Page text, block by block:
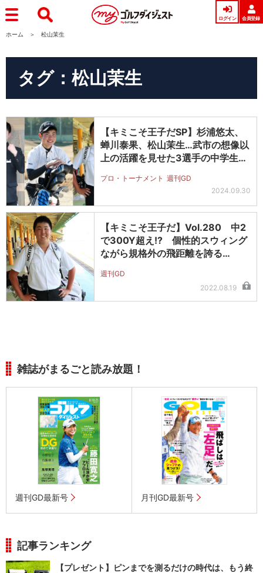
ログイン 会員登録
ホーム 松山茉生
タグ：松山茉生
【キミこそ王子だSP】杉浦悠太、
蝉川泰果、松山茉生…武市の想像以
上の活躍を見せた3選手の中学生時
プロ・トーナメント 週刊GD
2024.09.30
【キミこそ王子だ】Vol.280 中2
で300Y超え!? 個性的スウィング
ながら規格外の飛距離を誇る…
週刊GD
2022.08.19
雑誌がまるごと読み放題！
週刊GD最新号 月刊GD最新号
記事ランキング
【プレゼント】ピンまでを測るだけの時代は、もう終